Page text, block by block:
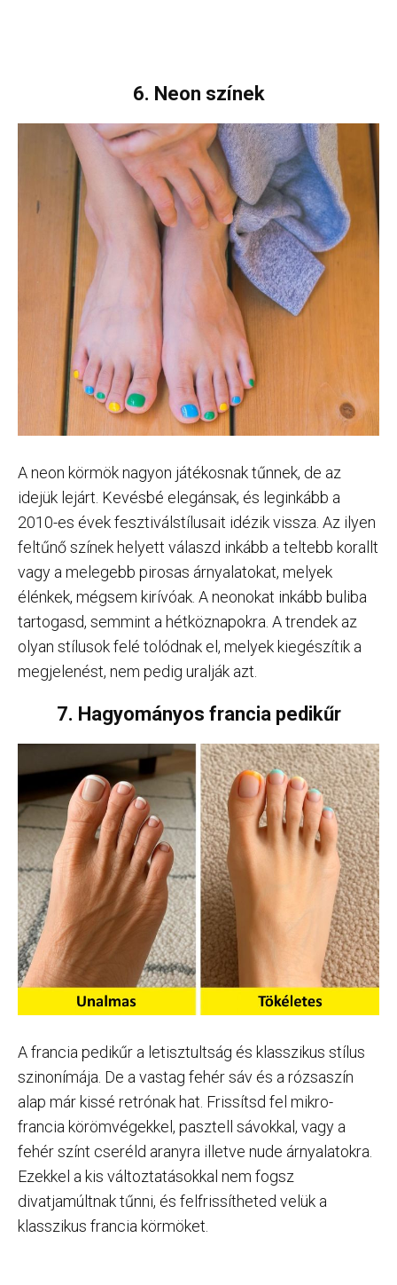
6. Neon színek
A neon körmök nagyon játékosnak tűnnek, de az
idejük lejárt. Kevésbé elegánsak, és leginkább a
2010-es évek fesztiválstílusait idézik vissza. Az ilyen
feltűnő színek helyett válaszd inkább a teltebb korallt
vagy a melegebb pirosas árnyalatokat, melyek
élénkek, mégsem kirívóak. A neonokat inkább buliba
tartogasd, semmint a hétköznapokra. A trendek az
olyan stílusok felé tolódnak el, melyek kiegészítik a
megjelenést, nem pedig uralják azt.
7. Hagyományos francia pedikűr
A francia pedikűr a letisztultság és klasszikus stílus
szinonímája. De a vastag fehér sáv és a rózsaszín
alap már kissé retrónak hat. Frissítsd fel mikro-
francia körömvégekkel, pasztell sávokkal, vagy a
fehér színt cseréld aranyra illetve nude árnyalatokra.
Ezekkel a kis változtatásokkal nem fogsz
divatjamúltnak tűnni, és felfrissítheted velük a
klasszikus francia körmöket.